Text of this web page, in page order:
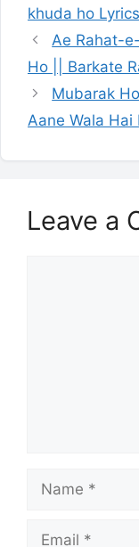
khuda ho Lyrics
Ae Rahat-
Ho || Barkate
Mubarak
Aane Wala Hai
Leave a
Name
Email